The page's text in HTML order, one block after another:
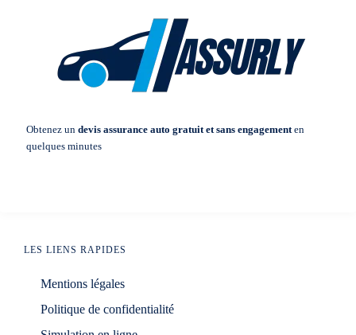
LES LIENS RAPIDES
Mentions légales
Politique de confidentialité
Obtenez un devis assurance auto gratuit et sans engagementen
quelques minutes